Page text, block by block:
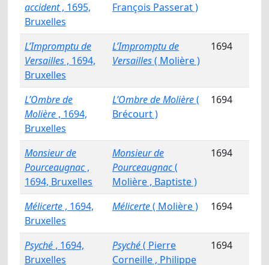
accident, 1695,
Bruxelles
François Passerat )
L’Impromptu de
Versailles , 1694,
Bruxelles
L’Impromptu de
Versailles( Molière )
1694
L’Ombre de
Molière , 1694,
Bruxelles
L’Ombre de Molière(
Brécourt )
1694
Monsieur de
Pourceaugnac,
1694, Bruxelles
Monsieur de
Pourceaugnac(
Molière , Baptiste )
1694
Mélicerte , 1694,
Bruxelles
Mélicerte( Molière ) 1694
Psyché , 1694,
Bruxelles
Psyché( Pierre
Corneille , Philippe
1694